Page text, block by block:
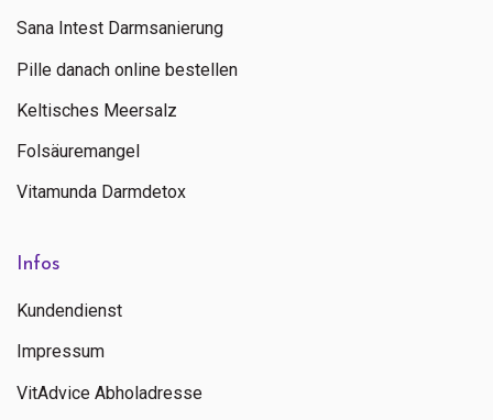
Sana Intest Darmsanierung
Pille danach online bestellen
Keltisches Meersalz
Folsäuremangel
Vitamunda Darmdetox
Infos
Kundendienst
Impressum
VitAdvice Abholadresse